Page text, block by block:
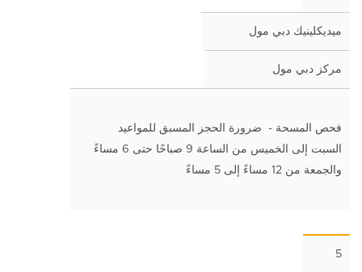
ميديكلينيك دبي مول
مركز دبي مول
فحص المسحة - ضرورة الحجز المسبق للمواعيد
السبت إلى الخميس من الساعة 9 صباحًا حتى 6 مساءً
والجمعة من 12 مساءً إلى 5 مساءً
5